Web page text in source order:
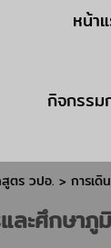
หน้า
กิจกรรม
ตร วปอ. > การเดิ
ละศึกษา